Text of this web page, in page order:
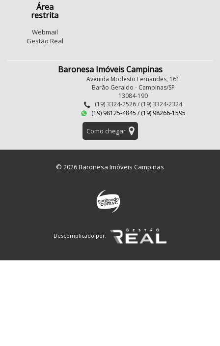
Área
restrita
Webmail
Gestão Real
Baronesa Imóveis Campinas
Avenida Modesto Fernandes, 161
Barão Geraldo - Campinas/SP
13084-190
(19) 3324-2526 / (19) 3324-2324
(19) 98125-4845 / (19) 98266-1595
Como chegar
© 2026 Baronesa Imóveis Campinas
Descomplicado por: